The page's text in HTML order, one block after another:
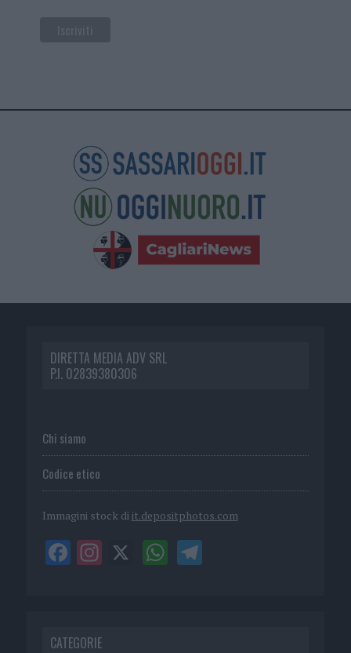
DIRETTA MEDIA ADV SRL
P.I. 02839380306
Chi siamo
Codice etico
Immagini stock di it.depositphotos.com
CATEGORIE